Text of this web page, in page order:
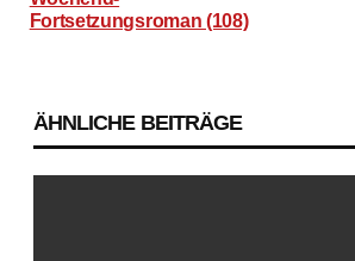
Beitragsnavigation
Fortsetzungsroman (108)
ÄHNLICHE BEITRÄGE